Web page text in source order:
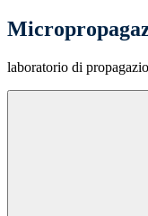
laboratorio di